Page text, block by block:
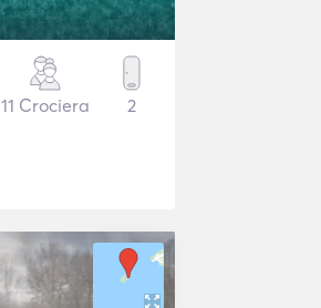
11 Crociera 2